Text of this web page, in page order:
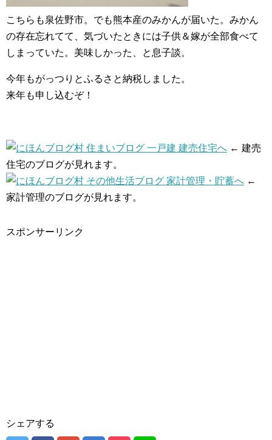
こちらも泉佐野市。でも熊本産のみかんが届いた。みかん
の存在忘れてて、気づいたときには子供＆嫁が全部食べて
しまっていた。美味しかった、と息子談。
今年もがっつりとふるさと納税しました。
来年も申し込むぞ！
← 建売
住宅のブログが見れます。
←
家計管理のブログが見れます。
スポンサーリンク
シェアする